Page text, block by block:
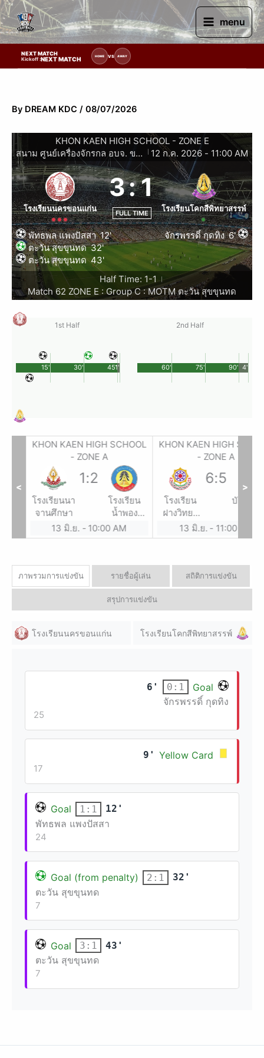
Skip
to
content
menu
NEXT MATCH
Kickoff :NEXT MATCH HOME VS AWAY
การแข่งขัน | รอระบุวันแข่งขัน | รอข้อมูลทีมแข่งขัน
By DREAM KDC / 08/07/2026
KHON KAEN HIGH SCHOOL - ZONE E
สนาม ศูนย์เครื่องจักรกล อบจ. ขอนแก่น
12 ก.ค. 2026 - 11:00 AM
โรงเรียนนครขอนแก่น
3:1
FULL TIME
โรงเรียนโคกสีพิทยาสรรพ์
พัทธพล แพงปัสสา 12'
ตะวัน สุขขุนทด 32'
ตะวัน สุขขุนทด 43'
จักรพรรดิ์ กุดทิง 6'
Half Time: 1-1
Match 62 ZONE E : Group C : MOTM ตะวัน สุขขุนทด
1st Half
45'
15' 30' 1'
2nd Half
90'
60' 75' 4'
KHON KAEN HIGH SCHOOL
- ZONE A
โรงเรียนนา
จานศึกษา
1:2
โรงเรียน
น้ำพอง
ศึกษา
13 มิ.ย. - 10:00 AM
KHON KAEN HIGH
- ZONE A
โรงเรียน
ฝางวิทยา
ยน
6:5
บัวใหญ่
13 มิ.ย. - 11:00 AM
< >
ภาพรวมการแข่งขัน รายชื่อผู้เล่น สถิติการแข่งขัน
สรุปการแข่งขัน
โรงเรียนนครขอนแก่น โรงเรียนโคกสีพิทยาสรรพ์
6' 0:1
Goal
จักรพรรดิ์ กุดทิง
25
9' Yellow Card
17
Goal 1:1 12'
พัทธพล แพงปัสสา
24
Goal (from penalty) 2:1 32'
ตะวัน สุขขุนทด
7
Goal 3:1 43'
ตะวัน สุขขุนทด
7